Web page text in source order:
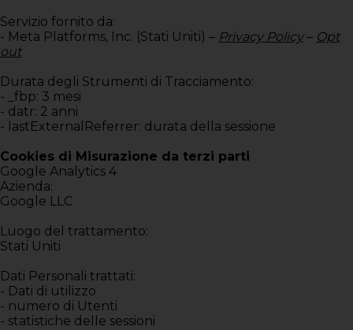
Servizio fornito da:
- Meta Platforms, Inc. (Stati Uniti) – Privacy Policy – Opt
out
Durata degli Strumenti di Tracciamento:
- _fbp: 3 mesi
- datr: 2 anni
- lastExternalReferrer: durata della sessione
Cookies di Misurazione da terzi parti
Google Analytics 4
Azienda:
Google LLC
Luogo del trattamento:
Stati Uniti
Dati Personali trattati:
- Dati di utilizzo
- numero di Utenti
- statistiche delle sessioni